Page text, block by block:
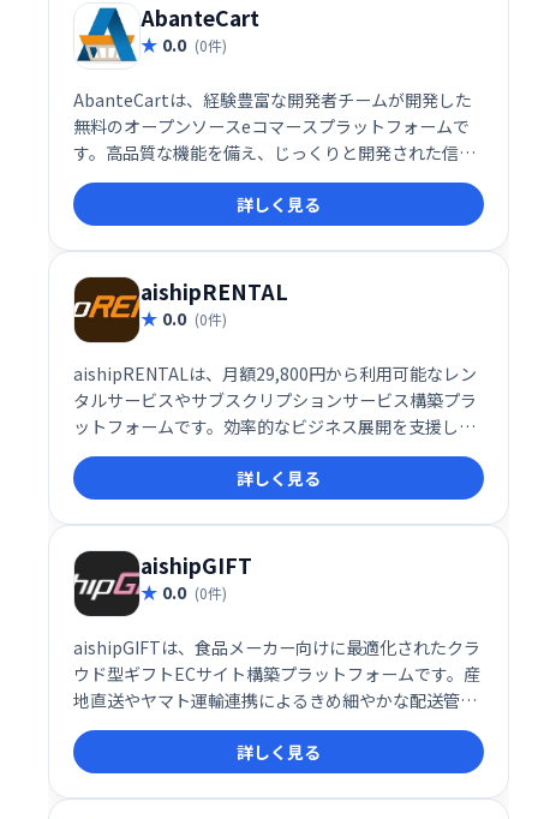
AbanteCart
0.0 (0件)
AbanteCartは、経験豊富な開発者チームが開発した
無料のオープンソースeコマースプラットフォームで
す。高品質な機能を備え、じっくりと開発された信頼
性の高いシステムで、あなたのオンラインストア構築
を支援します。 商業目的ではなく、ユーザーへの貢献
を第一に考えて開発されたAbanteCartで、最高のeコ
マース体験を実現しましょう。
詳しく見る
aishipRENTAL
0.0 (0件)
aishipRENTALは、月額29,800円から利用可能なレン
タルサービスやサブスクリプションサービス構築プラ
ットフォームです。効率的なビジネス展開を支援しま
す。
詳しく見る
aishipGIFT
0.0 (0件)
aishipGIFTは、食品メーカー向けに最適化されたクラ
ウド型ギフトECサイト構築プラットフォームです。産
地直送やヤマト運輸連携によるきめ細やかな配送管
理、複数お届け先への対応、使いやすい熨斗設定機能
などを備え、スムーズなギフト販売を実現します。次
世代のショッピングカートで、顧客満足度向上と業務
効率化を支援します。
詳しく見る